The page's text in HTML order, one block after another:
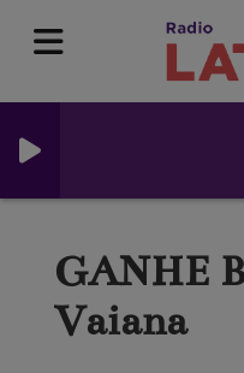
GANHE
Vaiana